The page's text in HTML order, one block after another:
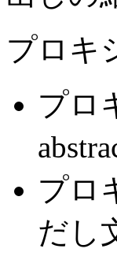
プロキ
プロ
プロ
だし